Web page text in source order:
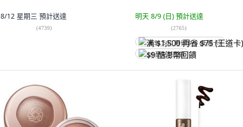
8/12 星期三 預計送達
(4739)
明天 8/9 (日) 預計送達
(2765)
满 $1,500 再省 $75 (王道卡)
$9 酷澎幣回饋